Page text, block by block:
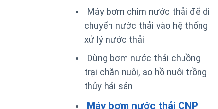
Máy bơm chìm nước thải để di
chuyển nước thải vào hệ thống
xử lý nước thải
Dùng bơm nước thải chuồng
trại chăn nuôi, ao hồ nuôi trồng
thủy hải sản
Máy bơm nước thải CNP